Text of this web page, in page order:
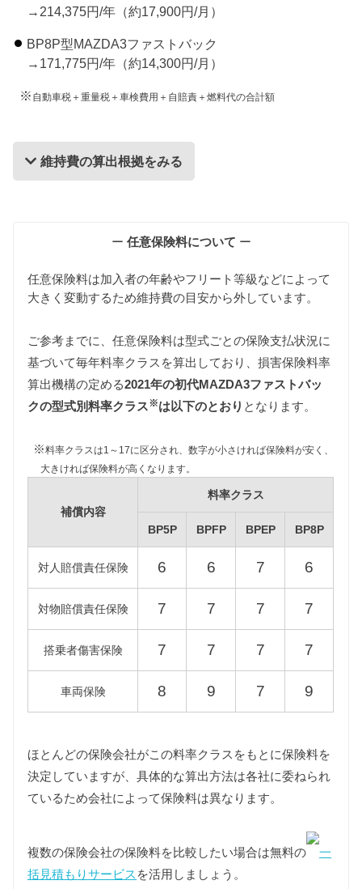
→214,375円/年（約17,900円/月）
BP8P型MAZDA3ファストバック
→171,775円/年（約14,300円/月）
※ 自動車税＋重量税＋車検費用＋自賠責＋燃料代の合計額
維持費の算出根拠をみる
維持費の算出根拠
自動車税
自動車税は排気量によって異なります。
BP5P型MAZDA3ファストバックは1000〜1500ccの
バックは1500〜2000ccの課税クラスに該当します。
また自動車税制改正により2019年10月1日以降に新車
登録された初代MAZDA3ファストバックの自動車税
は減額されるため、維持費は新税額をもとに算出し
ています。（2019年9月30日以前に新車登録された初
代MAZDA3ファストバックには旧税額が適用されま
型式 新税額（2019/10/1以降） 旧税額
BPFP
36,000円
39,500円
BPEP –
重量税
1000〜1500kgの課税クラスに該当し、BPEP型
MAZDA3ファストバックは1000〜1500kgと1500〜
ー 任意保険料について ー
任意保険料は加入者の年齢やフリート等級などによって
大きく変動するため維持費の目安から外しています。
ご参考までに、任意保険料は型式ごとの保険支払状況に
基づいて毎年料率クラスを算出しており、損害保険料率
算出機構の定める2021年の初代MAZDA3ファストバッ
クの型式別料率クラス※は以下のとおり となります。
※料率クラスは1～17に区分され、数字が小さければ保険料が安く、
大きければ保険料が高くなります。
補償内容
料率クラス
BP5P BPFP BPEP BP8P
対人賠償責任保険 6 6 7 6
対物賠償責任保険 7 7 7 7
搭乗者傷害保険 7 7 7 7
車両保険 8 9 7 9
ほとんどの保険会社がこの料率クラスをもとに保険料を
決定していますが、具体的な算出方法は各社に委ねられ
ているため会社によって保険料は異なります。
複数の保険会社の保険料を比較したい場合は無料の
一
括見積もりサービス を活用しましょう。